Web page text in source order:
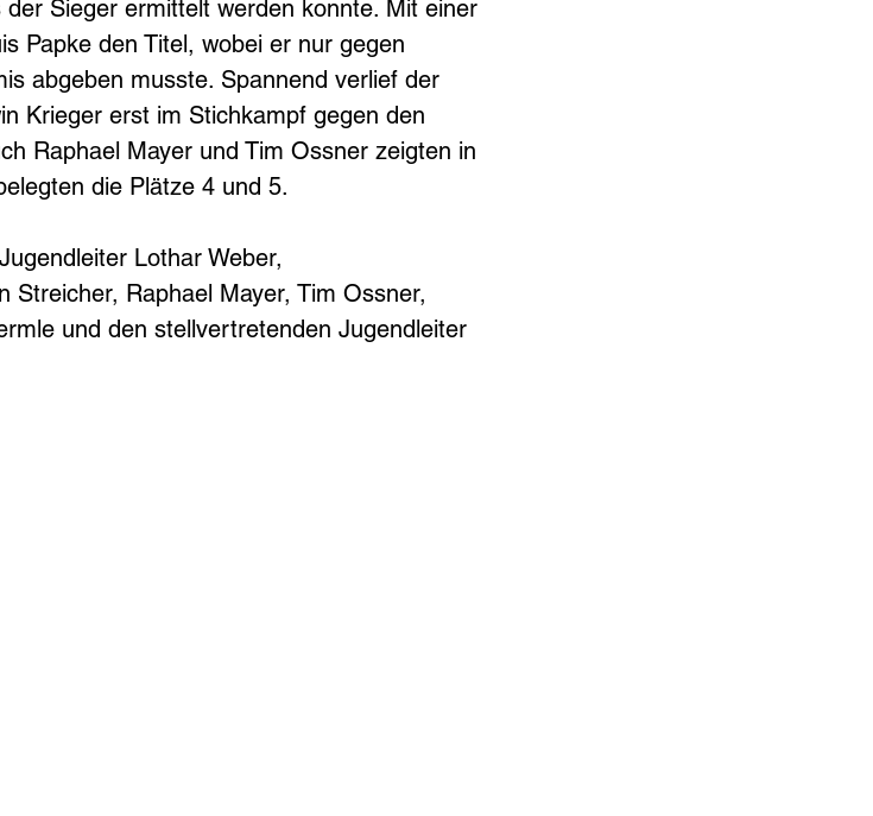
Sieger ermittelt werden konnte. Mit einer
Papke den Titel, wobei er nur gegen
abgeben musste. Spannend verlief der
Krieger erst im Stichkampf gegen den
Raphael Mayer und Tim Ossner zeigten in
die Plätze 4 und 5.
Lothar Weber,
Streicher, Raphael Mayer, Tim Ossner,
und den stellvertretenden Jugendleiter